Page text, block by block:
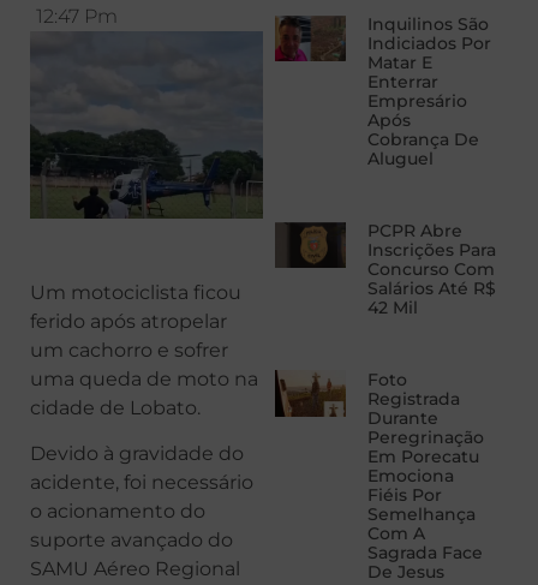
12:47 Pm
Um motociclista ficou
ferido após atropelar
um cachorro e sofrer
uma queda de moto na
cidade de Lobato.
Devido à gravidade do
acidente, foi necessário
o acionamento do
suporte avançado do
SAMU Aéreo Regional
Inquilinos São
Indiciados Por
Matar E
Enterrar
Empresário
Após
Cobrança De
Aluguel
PCPR Abre
Inscrições Para
Concurso Com
Salários Até R$
42 Mil
Foto
Registrada
Durante
Peregrinação
Em Porecatu
Emociona
Fiéis Por
Semelhança
Com A
Sagrada Face
De Jesus